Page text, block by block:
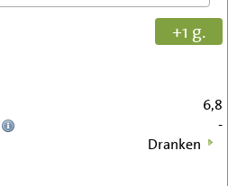
+1 g.
6,8
-
Dranken